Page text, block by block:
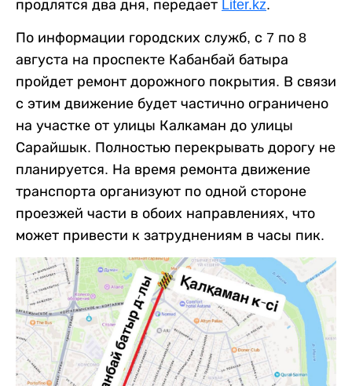
продлятся два дня, передает Liter.kz.
По информации городских служб, с 7 по 8
августа на проспекте Кабанбай батыра
пройдет ремонт дорожного покрытия. В связи
с этим движение будет частично ограничено
на участке от улицы Калкаман до улицы
Сарайшык. Полностью перекрывать дорогу не
планируется. На время ремонта движение
транспорта организуют по одной стороне
проезжей части в обоих направлениях, что
может привести к затруднениям в часы пик.